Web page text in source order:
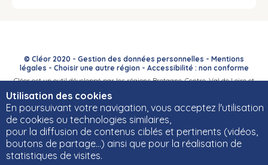
Utilisation des cookies
En poursuivant votre navigation, vous acceptez l'utilisation
de cookies ou technologies similaires,
pour la diffusion de contenus ciblés et pertinents (vidéos,
boutons de partage…) ainsi que pour la réalisation de
statistiques de visites.
© Cléor 2020 - Gestion des données personnelles - Mentions
légales - Choisir une autre région- Accessibilité : non conforme
Cléor est un outil développé par les régions Bretagne, Centre-Val de Loire et